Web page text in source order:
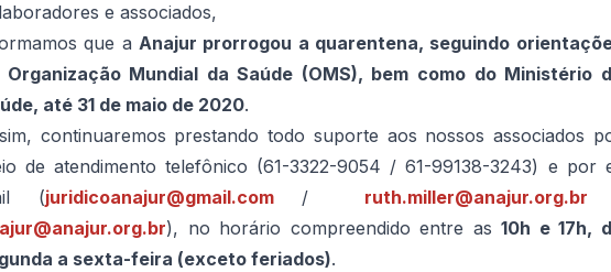
e associados,
que a Anajur prorrogou a quarentena, seguindo
Organização Mundial da Saúde (OMS), bem como do Ministério
até 31 de maio de 2020.
continuaremos prestando todo suporte aos nossos associados
de atendimento telefônico (61-3322-9054 / 61-99138-3243) e por
(juridicoanajur@gmail.com/ ruth.miller@anajur.org.br
), no horário compreendido entre as10h e 17h,
a sexta-feira (exceto feriados).